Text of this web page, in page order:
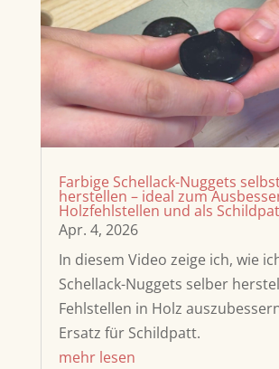
Farbige Schellack-Nuggets
herstellen – ideal zum
Holzfehlstellen und als
Apr. 4, 2026
In diesem Video zeige ich, wie
Schellack-Nuggets selber
Fehlstellen in Holz
Ersatz für Schildpatt.
mehr lesen